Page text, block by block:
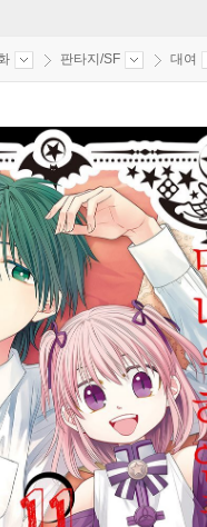
판타지/SF 대여